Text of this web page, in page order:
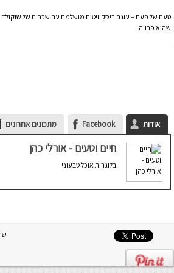
טעם של פעם – עוגת ביסקוויטים מושלמת עם שכבות של שוקולד
שהיא פרווה
אודות Facebook מתכונים אחרונים
חיים וטעים - אורלי כהן
בלוגרית אוכל טבעוני